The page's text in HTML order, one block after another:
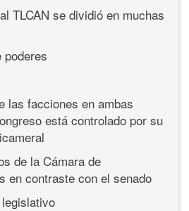
TLCAN se dividió en muchas
poderes
las facciones en ambas
está controlado por su
de la Cámara de
en contraste con el senado